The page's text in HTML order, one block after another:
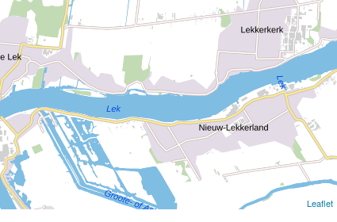
Leaflet